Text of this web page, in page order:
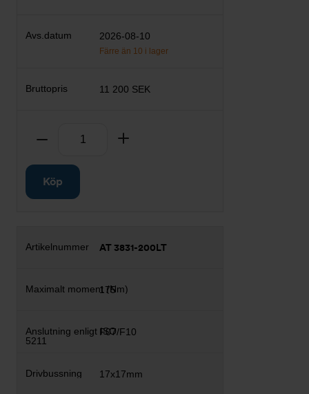
2026-08-10
Färre än 10 i lager
11 200 SEK
Ta bort
Köp
AT 3831-200LT
175
F07/F10
17x17mm